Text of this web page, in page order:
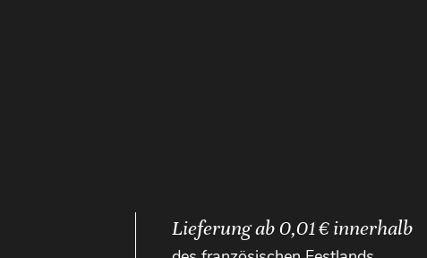
Lieferung ab 0,01 € innerhalb